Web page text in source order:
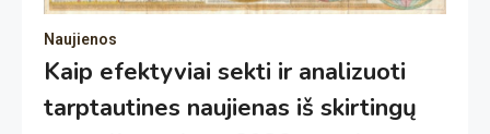
Naujienos
Kaip efektyviai sekti ir analizuoti
tarptautines naujienas iš skirtingų